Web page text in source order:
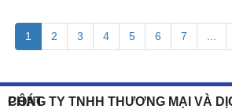
1 2 3 4 5 6 7
CÔNG TY TNHH THƯƠNG MẠI VÀ DỊCH VỤ TĂNG MINH PHÁT